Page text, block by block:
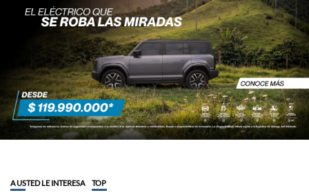
A USTED LE INTERESA TOP